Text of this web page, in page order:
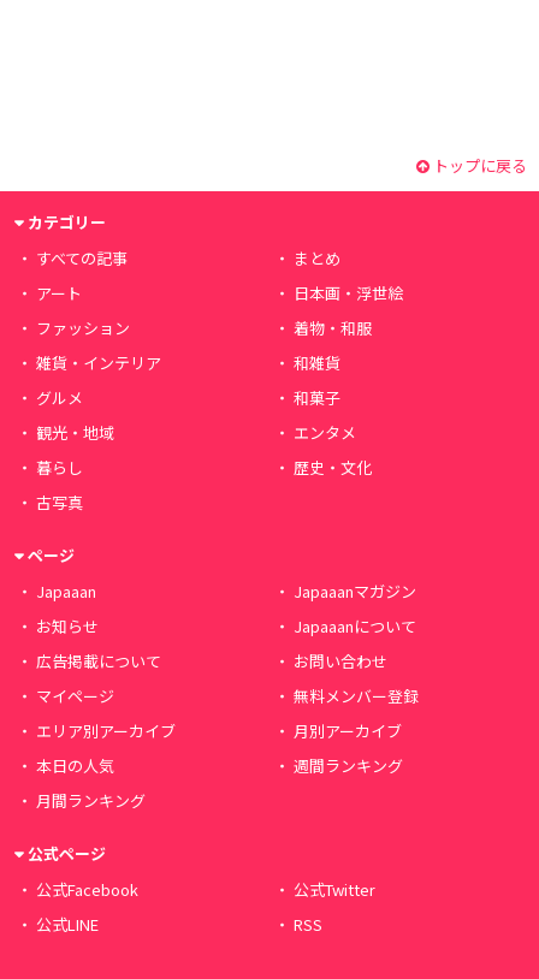
トップに戻る
カテゴリー
すべての記事
まとめ
アート
日本画・浮世絵
ファッション
着物・和服
雑貨・インテリア
和雑貨
グルメ
和菓子
観光・地域
エンタメ
暮らし
歴史・文化
古写真
ページ
Japaaan
Japaaanマガジン
お知らせ
Japaaanについて
広告掲載について
お問い合わせ
マイページ
無料メンバー登録
エリア別アーカイブ
月別アーカイブ
本日の人気
週間ランキング
月間ランキング
公式ページ
公式Facebook
公式Twitter
公式LINE
RSS